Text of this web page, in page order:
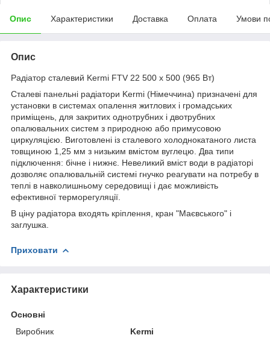
Опис Характеристики Доставка Оплата Умови
Опис
Радіатор сталевий Kermi FTV 22 500 х 500 (965 Вт)
Сталеві панельні радіатори Kermi (Німеччина) призначені для
установки в системах опалення житлових і громадських
приміщень, для закритих однотрубних і двотрубних
опалювальних систем з природною або примусовою
циркуляцією. Виготовлені із сталевого холоднокатаного листа
товщиною 1,25 мм з низьким вмістом вуглецю. Два типи
підключення: бічне і нижнє. Невеликий вміст води в радіаторі
дозволяє опалювальній системі гнучко реагувати на потребу в
теплі в навколишньому середовищі і дає можливість
ефективної терморегуляції.
В ціну радіатора входять кріплення, кран "Маєвського" і
заглушка.
Приховати
Характеристики
Основні
Виробник
Kermi